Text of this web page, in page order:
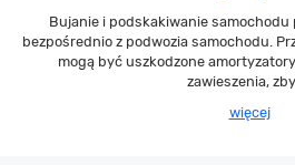
Bujanie i podskakiwanie samochodu
bezpośrednio z podwozia samochodu.
mogą być uszkodzone
zawieszenia,
więcej